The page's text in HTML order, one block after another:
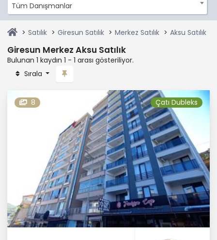
Tüm Danışmanlar
Satılık Giresun Satılık Merkez Satılık Aksu Satılık
Giresun Merkez Aksu Satılık
Bulunan 1 kaydın 1 - 1 arası gösteriliyor.
Sırala
8 Çatı Dubleks